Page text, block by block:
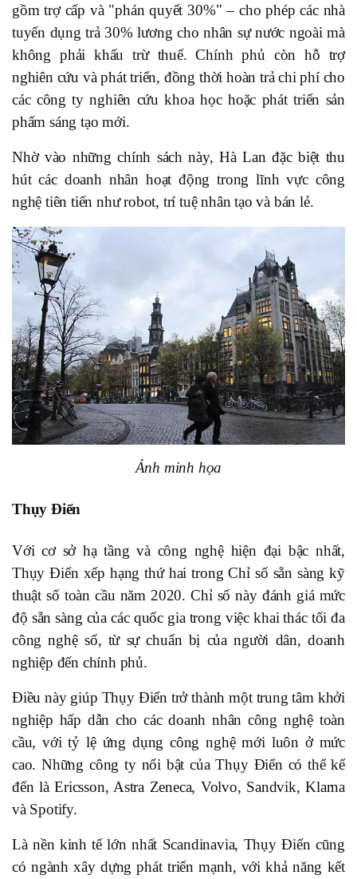
gồm trợ cấp và "phán quyết 30%" – cho phép các nhà
tuyển dụng trả 30% lương cho nhân sự nước ngoài mà
không phải khấu trừ thuế. Chính phủ còn hỗ trợ
nghiên cứu và phát triển, đồng thời hoàn trả chi phí cho
các công ty nghiên cứu khoa học hoặc phát triển sản
phẩm sáng tạo mới.
Nhờ vào những chính sách này, Hà Lan đặc biệt thu
hút các doanh nhân hoạt động trong lĩnh vực công
nghệ tiên tiến như robot, trí tuệ nhân tạo và bán lẻ.
Ảnh minh họa
Thụy Điển
Với cơ sở hạ tầng và công nghệ hiện đại bậc nhất,
Thụy Điển xếp hạng thứ hai trong Chỉ số sẵn sàng kỹ
thuật số toàn cầu năm 2020. Chỉ số này đánh giá mức
độ sẵn sàng của các quốc gia trong việc khai thác tối đa
công nghệ số, từ sự chuẩn bị của người dân, doanh
nghiệp đến chính phủ.
Điều này giúp Thụy Điển trở thành một trung tâm khởi
nghiệp hấp dẫn cho các doanh nhân công nghệ toàn
cầu, với tỷ lệ ứng dụng công nghệ mới luôn ở mức
cao. Những công ty nổi bật của Thụy Điển có thể kể
đến là Ericsson, Astra Zeneca, Volvo, Sandvik, Klarna
và Spotify.
Là nền kinh tế lớn nhất Scandinavia, Thụy Điển cũng
có ngành xây dựng phát triển mạnh, với khả năng kết